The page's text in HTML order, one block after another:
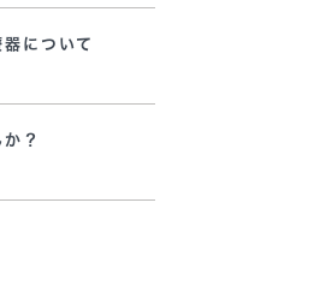
について
？